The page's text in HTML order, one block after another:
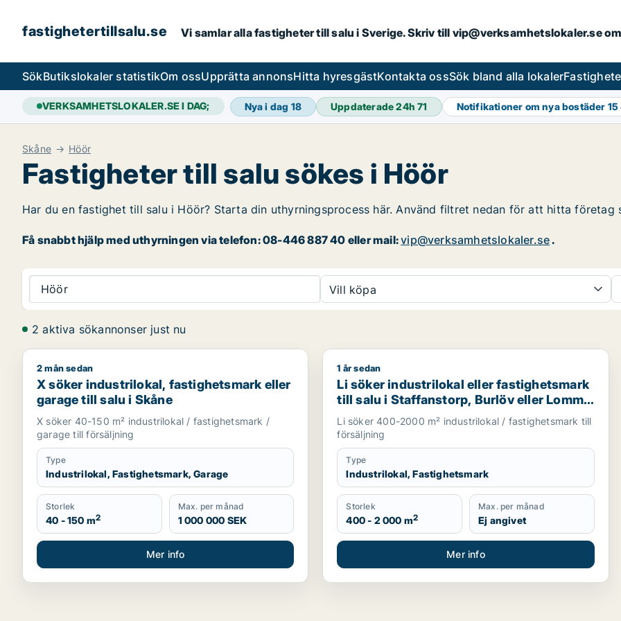
fastighetertillsalu.se Vi samlar alla fastigheter till salu i Sverige. Skriv till vip@verksamhetslokaler.se
SökButikslokaler statistikOm ossUpprätta annonsHitta hyresgästKontakta ossSök bland alla lokaler
VERKSAMHETSLOKALER.SE I DAG; Nya i dag 18 Uppdaterade 24h71 Notifikationer om nya bostäder 15
Skåne Höör
Fastigheter till salu sökes i Höör
Har du en fastighet till salu i Höör? Starta din uthyrningsprocess här. Använd filtret nedan för att hitta företag
Få snabbt hjälp med uthyrningen via telefon: 08-446 887 40 eller mail:vip@verksamhetslokaler.se.
Höör Vill köpa
2 aktiva sökannonser just nu
X söker industrilokal, fastighetsmark eller garage till salu i Skåne
2 mån sedan
X söker industrilokal, fastighetsmark eller
garage till salu i Skåne
X söker 40-150 m² industrilokal / fastighetsmark /
garage till försäljning
Type
Industrilokal, Fastighetsmark, Garage
Storlek
40 - 150 m2
Max. per månad
1 000 000 SEK
Mer info
Li söker industrilokal eller fastighetsmark till salu i
1 år sedan
Li söker industrilokal eller fastighetsmark
till salu i Staffanstorp, Burlöv eller Lomma
m.fl.
Li söker 400-2000 m² industrilokal / fastighetsmark till
försäljning
Type
Industrilokal, Fastighetsmark
Storlek
400 - 2 000 m2
Max. per månad
Ej angivet
Mer info